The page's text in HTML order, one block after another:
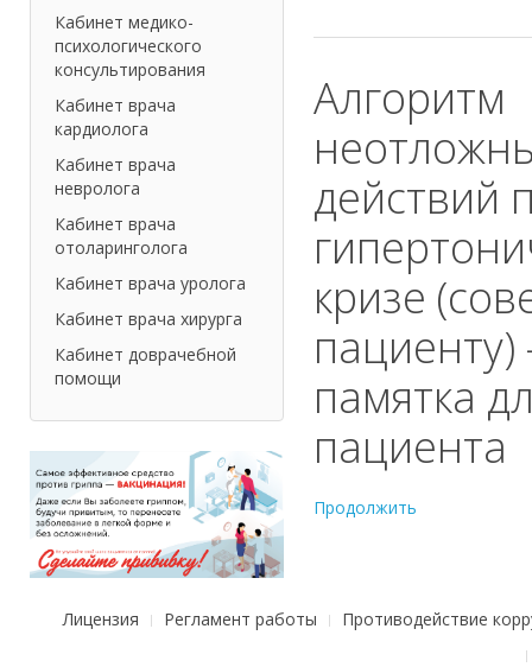
Алгоритм
действий
кризе
пациенту)
памятка
пациента
Продолжить
Кабинет медико-
психологического
консультирования
Кабинет врача
кардиолога
Кабинет врача
невролога
Кабинет врача
отоларинголога
Кабинет врача уролога
Кабинет врача хирурга
Кабинет доврачебной
помощи
Лицензия Регламент работы Противодействие